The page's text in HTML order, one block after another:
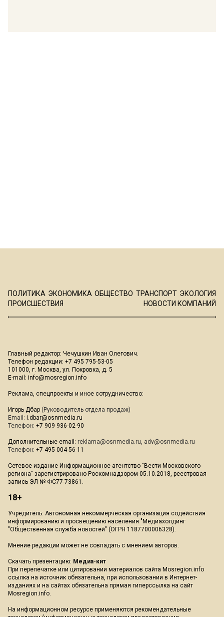
ПОЛИТИКА ЭКОНОМИКА ОБЩЕСТВО ТРАНСПОРТ ЭКОЛОГИЯ
ПРОИСШЕСТВИЯ
НОВОСТИ КОМПАНИЙ
Главный редактор: Чечушкин Иван Олегович.
Телефон редакции: +7 495 795-53-05
101000, г. Москва, ул. Покровка, д. 5
E-mail: info@mosregion.info
Реклама, спецпроекты и иное сотрудничество:
Игорь Дбар (Руководитель отдела продаж)
Email: i.dbar@osnmedia.ru
Телефон: +7 909 936-02-90
Дополнительные email: reklama@osnmedia.ru, adv@osnmedia.ru
Телефон: +7 495 004-56-11
Сетевое издание Информационное агентство "Вести Московского
региона" зарегистрировано Роскомнадзором 05.10.2018, реестровая
запись ЭЛ № ФС77-73861.
18+
Учредитель: Автономная некоммерческая организация содействия
информированию и просвещению населения "Медиахолдинг
"Общественная служба новостей" (ОГРН 1187700006328).
Мнение редакции может не совпадать с мнением авторов.
Скачать презентацию: Медиа-кит
При перепечатке или цитировании материалов сайта Mosregion.info
ссылка на источник обязательна, при использовании в Интернет-
изданиях и на сайтах обязательна прямая гиперссылка на сайт
Mosregion.info.
На информационном ресурсе применяются рекомендательные